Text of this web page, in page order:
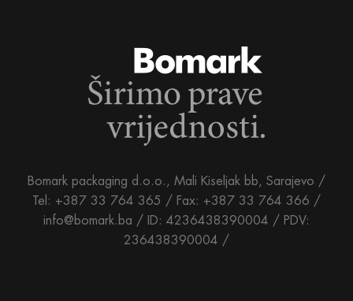
Bomark packaging d.o.o., Mali Kiseljak bb, Sarajevo /
Tel: +387 33 764 365 / Fax: +387 33 764 366 /
info@bomark.ba / ID: 4236438390004 / PDV:
236438390004 /